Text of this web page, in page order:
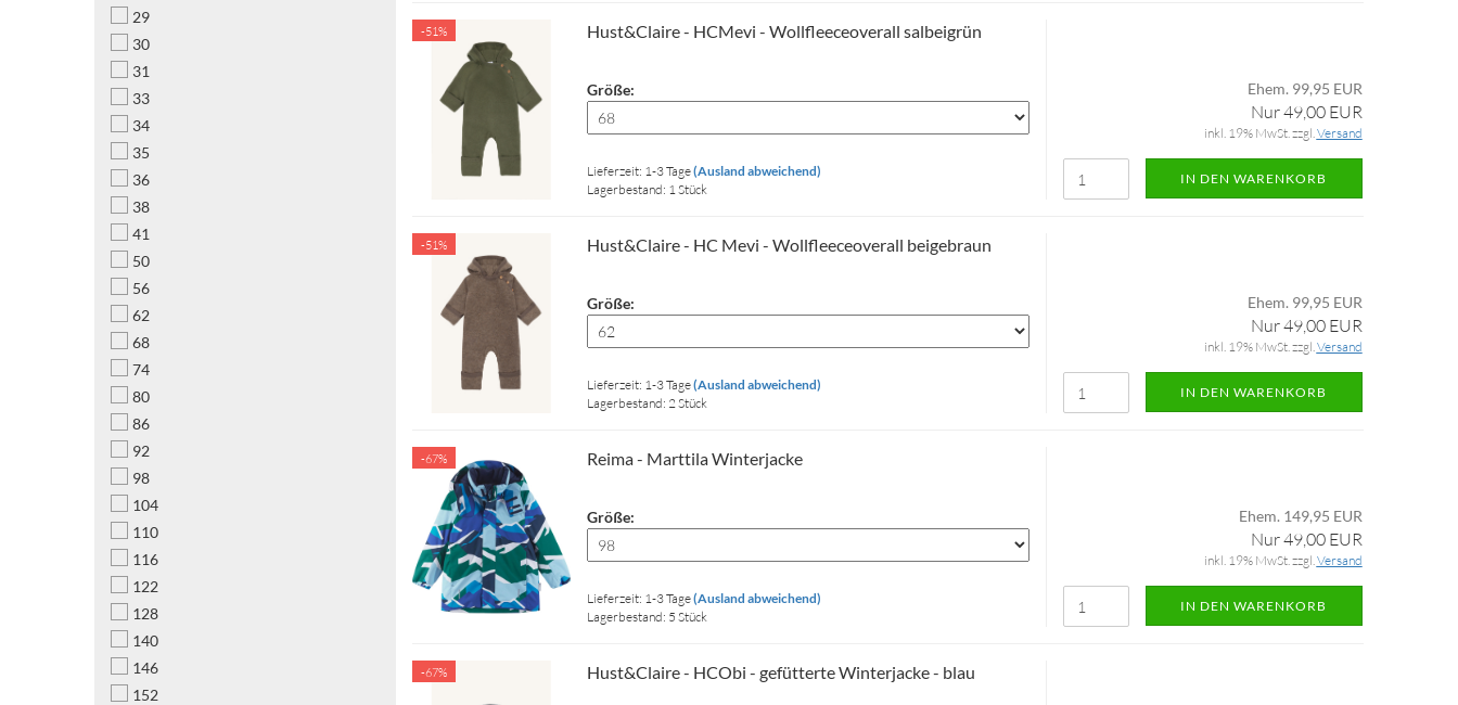
-51% Hust&Claire - HCMevi - Wollfleeceoverall salbeigrün
Größe:
Lieferzeit: 1-3 Tage(Ausland abweichend)
Lagerbestand: 1 Stück
Ehem. 99,95 EUR
Nur 49,00 EUR
inkl. 19% MwSt. zzgl.Versand
IN DEN WARENKORB
-51% Hust&Claire - HC Mevi - Wollfleeceoverall beigebraun
Größe:
Lieferzeit: 1-3 Tage(Ausland abweichend)
Lagerbestand: 2 Stück
Ehem. 99,95 EUR
Nur 49,00 EUR
inkl. 19% MwSt. zzgl.Versand
IN DEN WARENKORB
-67% Reima - Marttila Winterjacke
Größe:
Lieferzeit: 1-3 Tage(Ausland abweichend)
Lagerbestand: 5 Stück
Ehem. 149,95 EUR
Nur 49,00 EUR
inkl. 19% MwSt. zzgl.Versand
IN DEN WARENKORB
-67% Hust&Claire - HCObi - gefütterte Winterjacke - blau
29
30
31
33
34
35
36
38
41
50
56
62
68
74
80
86
92
98
104
110
116
122
128
140
146
152